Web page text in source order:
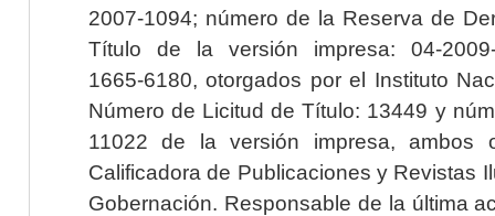
2007-1094; número de la Reserva de
Título de la versión impresa: 04-2009-
1665-6180, otorgados por el Instituto
Número de Licitud de Título: 13449 y
11022 de la versión impresa, ambos
Calificadora de Publicaciones y Revistas
Gobernación. Responsable de la última